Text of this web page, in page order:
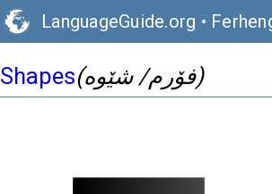
LanguageGuide.org •
Shapes (فۆرم/ شێوە)